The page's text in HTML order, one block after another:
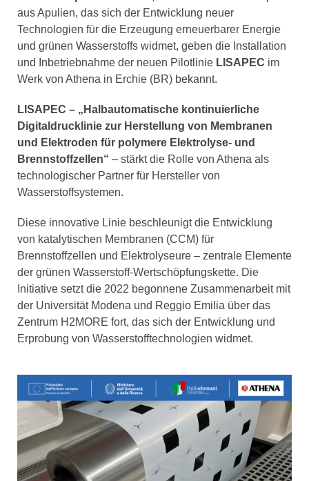
aus Apulien, das sich der Entwicklung neuer
Technologien für die Erzeugung erneuerbarer Energie
und grünen Wasserstoffs widmet, geben die Installation
und Inbetriebnahme der neuen Pilotlinie LISAPEC im
Werk von Athena in Erchie (BR) bekannt.
LISAPEC – „Halbautomatische kontinuierliche
Digitaldrucklinie zur Herstellung von Membranen
und Elektroden für polymere Elektrolyse- und
Brennstoffzellen“ – stärkt die Rolle von Athena als
technologischer Partner für Hersteller von
Wasserstoffsystemen.
Diese innovative Linie beschleunigt die Entwicklung
von katalytischen Membranen (CCM) für
Brennstoffzellen und Elektrolyseure – zentrale Elemente
der grünen Wasserstoff-Wertschöpfungskette. Die
Initiative setzt die 2022 begonnene Zusammenarbeit mit
der Universität Modena und Reggio Emilia über das
Zentrum H2MORE fort, das sich der Entwicklung und
Erprobung von Wasserstofftechnologien widmet.